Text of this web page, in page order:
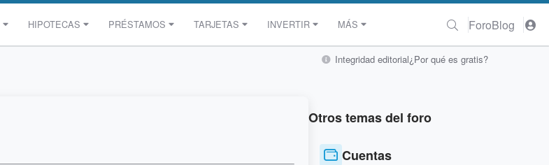
HIPOTECAS PRÉSTAMOS TARJETAS INVERTIR MÁS ForoBlog
Integridad editorial¿Por qué es gratis?
Otros temas del foro
Cuentas